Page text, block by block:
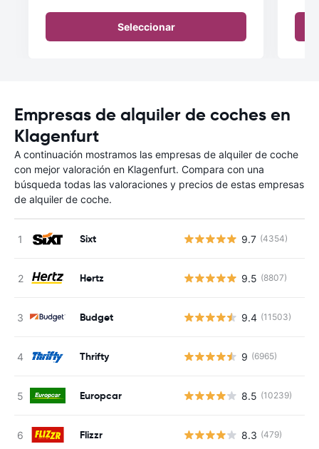
Seleccionar
Empresas de alquiler de coches en
Klagenfurt
A continuación mostramos las empresas de alquiler de coche
con mejor valoración en Klagenfurt. Compara con una
búsqueda todas las valoraciones y precios de estas empresas
de alquiler de coche.
Sixt 9.7 (4354)
Hertz 9.5 (8807)
Budget 9.4 (11503)
Thrifty 9 (6965)
Europcar 8.5 (10239)
Flizzr 8.3 (479)